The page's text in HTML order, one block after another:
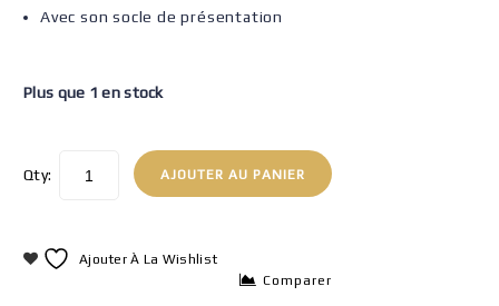
Avec son socle de présentation
Plus que 1 en stock
Qty: AJOUTER AU PANIER
Ajouter À La Wishlist
Comparer